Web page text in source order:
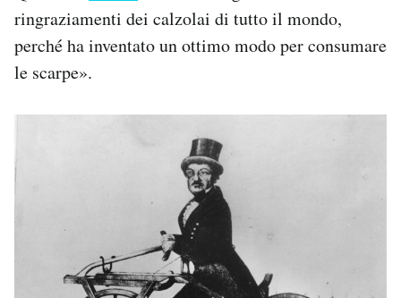
ringraziamenti dei calzolai di tutto il mondo,
perché ha inventato un ottimo modo per consumare
le scarpe».